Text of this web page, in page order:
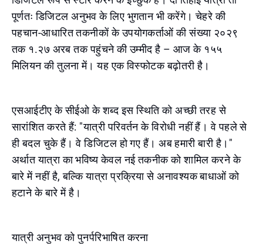
पूर्णतः डिजिटल अनुभव के लिए भुगतान भी करेंगे। चेहरे की
पहचान-आधारित तकनीकों के उपयोगकर्ताओं की संख्या २०२९
तक १.२७ अरब तक पहुंचने की उम्मीद है – आज के १५५
मिलियन की तुलना में। यह एक विस्फोटक बढ़ोतरी है।
एसआईटीए के सीईओ के शब्द इस स्थिति को अच्छी तरह से
सारांशित करते हैं: "यात्री परिवर्तन के विरोधी नहीं हैं। वे पहले से
ही बदल चुके हैं। वे डिजिटल हो गए हैं। अब हमारी बारी है।"
अर्थात यात्रा का भविष्य केवल नई तकनीक को शामिल करने के
बारे में नहीं है, बल्कि यात्रा प्रक्रिया से अनावश्यक बाधाओं को
हटाने के बारे में है।
यात्री अनुभव को पुनर्परिभाषित करना